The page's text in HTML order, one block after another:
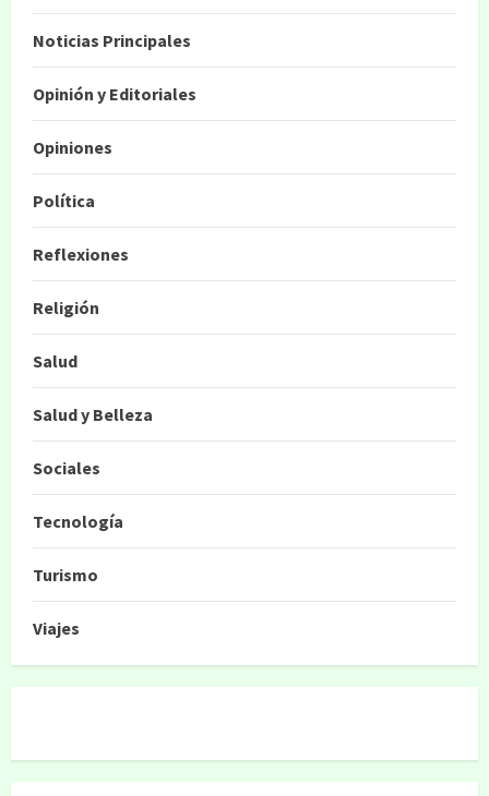
Noticias Principales
Opinión y Editoriales
Opiniones
Política
Reflexiones
Religión
Salud
Salud y Belleza
Sociales
Tecnología
Turismo
Viajes